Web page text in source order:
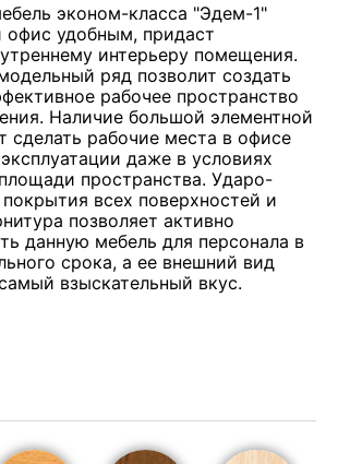
эконом-класса "Эдем-1"
офис удобным, придаст
интерьеру помещения.
ряд позволит создать
рабочее пространство
Наличие большой элементной
сделать рабочие места в офисе
даже в условиях
пространства. Ударо-
всех поверхностей и
позволяет активно
данную мебель для персонала в
срока, а ее внешний вид
взыскательный вкус.